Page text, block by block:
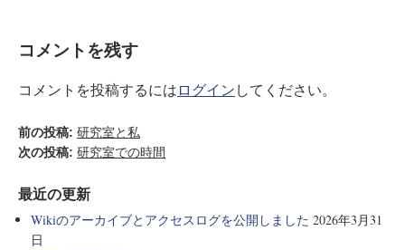
コメントを残す
コメントを投稿するにはログインしてください。
前の投稿: 研究室と私
次の投稿: 研究室での時間
最近の更新
Wikiのアーカイブとアクセスログを公開しました 2026年3月31
日